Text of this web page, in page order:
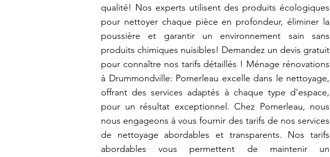
qualité! Nos experts utilisent des produits écologiques
pour nettoyer chaque pièce en profondeur, éliminer la
poussière et garantir un environnement sain sans
produits chimiques nuisibles! Demandez un devis gratuit
pour connaître nos tarifs détaillés ! Ménage rénovations
à Drummondville: Pomerleau excelle dans le nettoyage,
offrant des services adaptés à chaque type d'espace,
pour un résultat exceptionnel. Chez Pomerleau, nous
nous engageons à vous fournir des tarifs de nos services
de nettoyage abordables et transparents. Nos tarifs
abordables vous permettent de maintenir un